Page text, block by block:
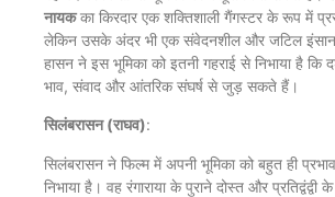
नायकका किरदार एक शक्तिशाली गैंगस्टर के रूप में
लेकिन उसके अंदर भी एक संवेदनशील और जटिल
हासन ने इस भूमिका को इतनी गहराई से निभाया है कि
भाव, संवाद और आंतरिक संघर्ष से जुड़ सकते हैं।
सिलंबरासन (राघव):
सिलंबरासन ने फिल्म में अपनी भूमिका को बहुत ही
निभाया है। वह रंगाराया के पुराने दोस्त और